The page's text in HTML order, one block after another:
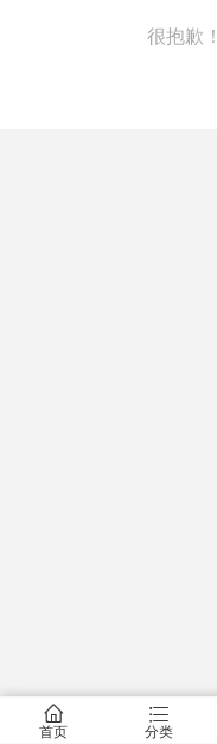
很抱歉
󰂠
首页
󰂦
分类